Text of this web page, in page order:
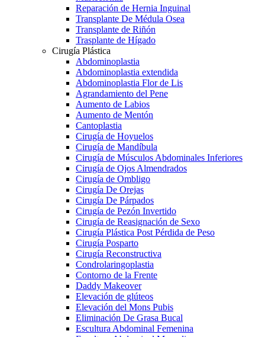
Reparación de Hernia Inguinal
Transplante De Médula Osea
Transplante de Riñón
Trasplante de Hígado
Cirugía Plástica
Abdominoplastia
Abdominoplastia extendida
Abdominoplastia Flor de Lis
Agrandamiento del Pene
Aumento de Labios
Aumento de Mentón
Cantoplastia
Cirugía de Hoyuelos
Cirugía de Mandíbula
Cirugía de Músculos Abdominales Inferiores
Cirugía de Ojos Almendrados
Cirugía de Ombligo
Cirugía De Orejas
Cirugía De Párpados
Cirugía de Pezón Invertido
Cirugía de Reasignación de Sexo
Cirugía Plástica Post Pérdida de Peso
Cirugía Posparto
Cirugía Reconstructiva
Condrolaringoplastia
Contorno de la Frente
Daddy Makeover
Elevación de glúteos
Elevación del Mons Pubis
Eliminación De Grasa Bucal
Escultura Abdominal Femenina